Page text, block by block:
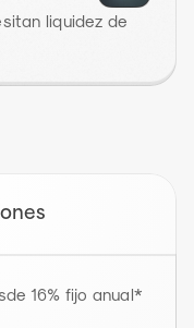
liquidez de
16% fijo anual*